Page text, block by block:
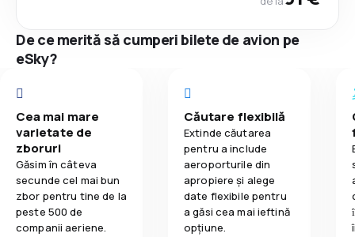
De ce merită să cumperi bilete de avion pe
eSky?
Cea mai mare
varietate de
zboruri
Găsim în câteva
secunde cel mai bun
zbor pentru tine de la
peste 500 de
companii aeriene.
Căutare flexibilă
Extinde căutarea
pentru a include
aeroporturile din
apropiere și alege
date flexibile pentru
a găsi cea mai ieftină
opțiune.